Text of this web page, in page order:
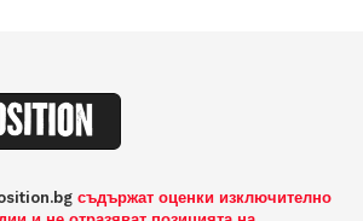
съдържат оценки изключително